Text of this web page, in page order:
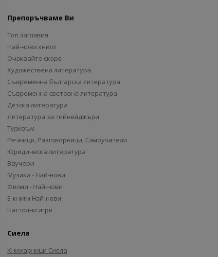
Препоръчваме Ви
Топ заглавия
Най-нови книги
Очаквайте скоро
Художествена литература
Съвременна българска литература
Съвременна световна литература
Детска литература
Литература за тийнейджъри
Туризъм
Речници, Разговорници, Самоучители
Юридическа литература
Ваучери
Музика - Най-нови
Филми - Най-нови
Е-книги Най-нови
Настолни игри
Сиела
Книжарници Сиела